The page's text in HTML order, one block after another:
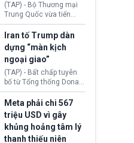
(TAP) - Bộ Thương mại
Trung Quốc vừa tiến
hành áp đặt lệnh trừng
phạt lên hàng loạt thực
thể và siết chặt kiểm
soát xuất khẩu máy bay
không người lái (UAV)
sang Hoa Kỳ. Động thái
này nhằm đáp trả các
biện pháp hạn chế
thương mại, áp thuế mới
cùng lệnh cấm công
nghệ gần đây từ phía
Washington.
Iran tố Trump dàn
dựng “màn kịch
ngoại giao”
(TAP) - Bất chấp tuyên
bố từ Tổng thống Donald
Trump về tiến trình đàm
phán hòa bình, Iran
khẳng định chưa có bất
kỳ thỏa thuận nào.
Tehran cho rằng, Hoa Kỳ
chỉ đang dàn dựng “màn
Meta phải chi 567
triệu USD vì gây
khủng hoảng tâm lý
thanh thiếu niên